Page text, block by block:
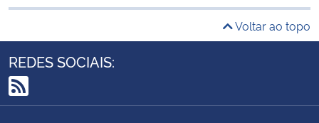
Voltar ao topo
REDES SOCIAIS:
RSS